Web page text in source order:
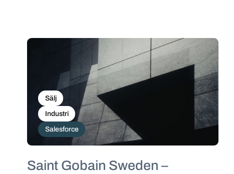
Sälj
Industri
Salesforce
Saint Gobain Sweden –